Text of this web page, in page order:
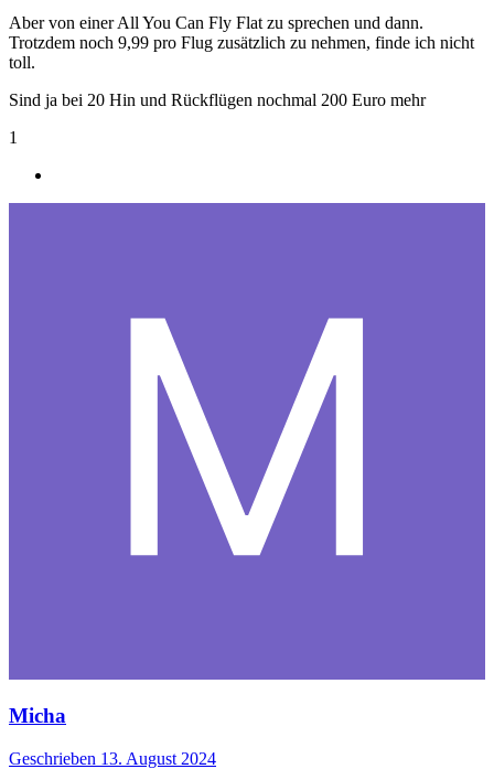
Aber von einer All You Can Fly Flat zu sprechen und dann.
Trotzdem noch 9,99 pro Flug zusätzlich zu nehmen, finde ich nicht
toll.
Sind ja bei 20 Hin und Rückflügen nochmal 200 Euro mehr
1
Micha
Geschrieben 13. August 2024